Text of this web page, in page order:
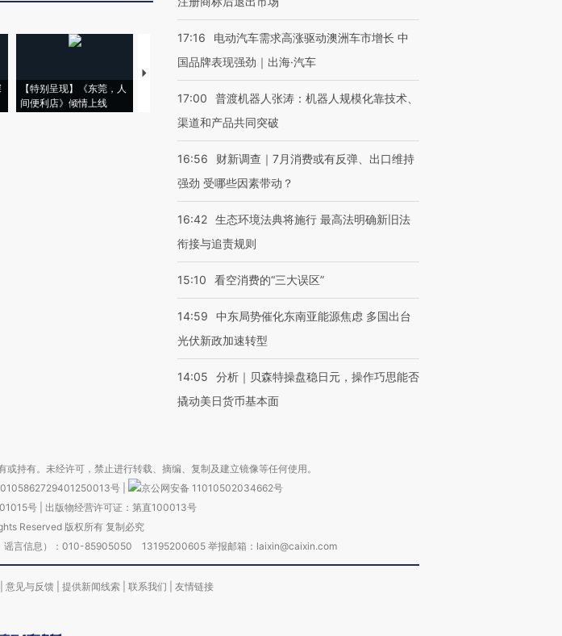
【特别呈现】《东莞，人
间便利店》倾情上线
【推广】走进第四届链博
有意思的生活方式·第三对
住三大增长引擎是什么？
17:16
电动汽车需求高涨驱动澳洲车市增长 中
国品牌表现强劲｜出海·汽车
17:00
普渡机器人张涛：机器人规模化靠技术、
渠道和产品共同突破
16:56
财新调查｜7月消费或有反弹、出口维持
强劲 受哪些因素带动？
16:42 生态环境法典将施行 最高法明确新旧法
衔接与追责规则
15:10 看空消费的“三大误区”
14:59
中东局势催化东南亚能源焦虑 多国出台
光伏新政加速转型
14:05
分析｜贝森特操盘稳日元，操作巧思能否
撬动美日货币基本面
持有。未经许可，禁止进行转载、摘编、复制及建立镜像等任何使用。
号
京公网安备 11010502034662号
号| 出版物经营许可证：第直100013号
Reserved 版权所有 复制必究
谣言信息）：010-85905050 13195200605 举报邮箱：laixin@caixin.com
意见与反馈 提供新闻线索 联系我们 友情链接